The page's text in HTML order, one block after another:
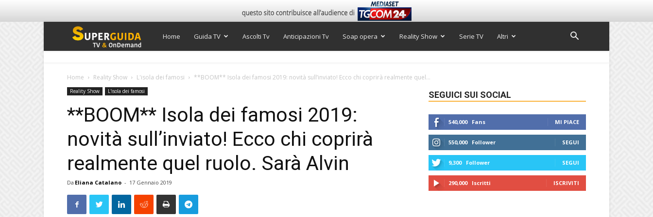
Super
Home Guida TV Ascolti Tv Anticipazioni Tv Soap opera Reality Show Serie TV Altri
Home Reality Show L'isola dei famosi **BOOM** Isola dei famosi 2019: novità sull’inviato! Ecco chi coprirà realmente quel...
Reality Show L'isola dei famosi
**BOOM** Isola dei famosi 2019:
novità sull’inviato! Ecco chi coprirà
realmente quel ruolo. Sarà Alvin
Da Eliana Catalano - 17 Gennaio 2019
SEGUICI SUI SOCIAL
540,000 Fans MI PIACE
550,000 Follower SEGUI
9,300 Follower SEGUI
290,000 Iscritti ISCRIVITI